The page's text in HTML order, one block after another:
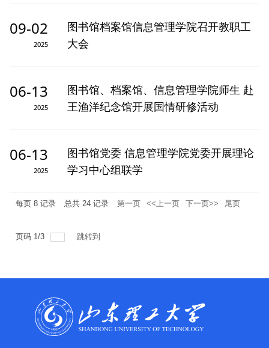
09-02
2025
图书馆档案馆信息管理学院召开教职工
大会
06-13
2025
图书馆、档案馆、信息管理学院师生 赴
王渔洋纪念馆开展国情研修活动
06-13
2025
图书馆党委 信息管理学院党委开展理论
学习中心组联学
每页 8 记录 总共 24 记录 第一页 <<上一页 下一页>> 尾页
页码 1/3 跳转到